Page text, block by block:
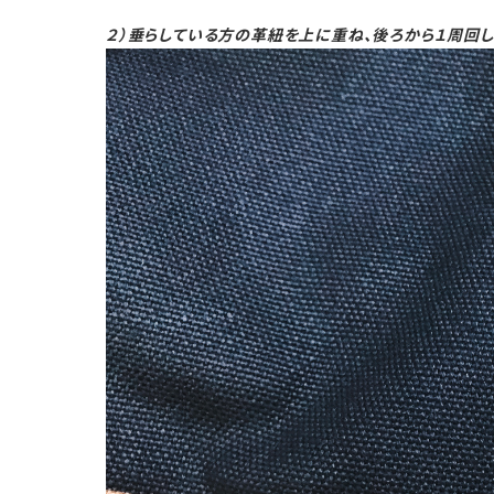
２）垂らしている方の革紐を上に重ね、後ろから１周回